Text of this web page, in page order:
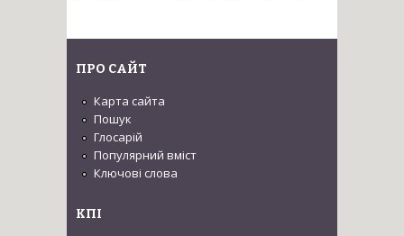
ПРО САЙТ
Карта сайта
Пошук
Глосарій
Популярний вміст
Ключові слова
КПІ